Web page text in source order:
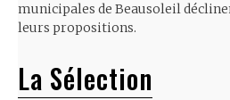
municipales de Beausoleil
leurs propositions.
La Sélection